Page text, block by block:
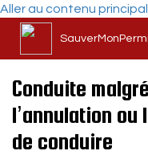
Aller au contenu principal
Conduite
l’annulation
de conduire